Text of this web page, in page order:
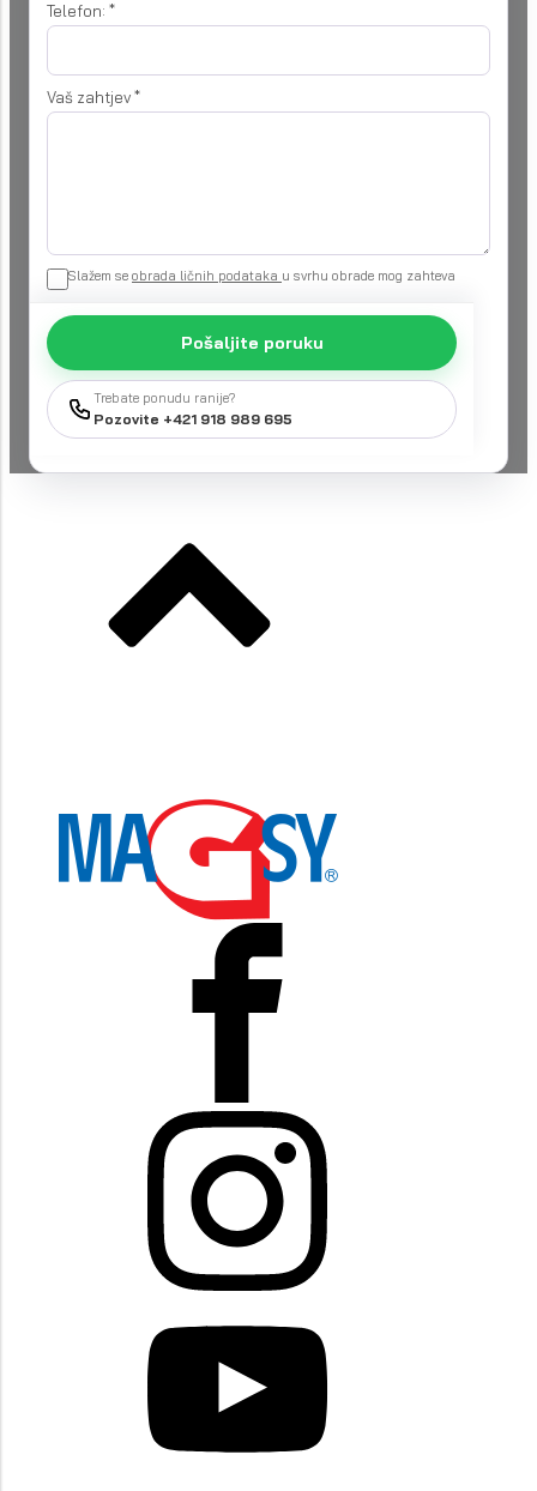
Telefon: *
Vaš zahtjev*
Slažem se obrada ličnih podataka u svrhu obrade mog zahteva
Pošaljite poruku
Trebate ponudu ranije?
Pozovite +421 918 989 695